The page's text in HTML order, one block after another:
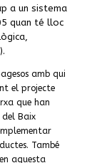
a un sistema
quan té lloc
amb qui
el projecte
que han
Baix
També
aquesta